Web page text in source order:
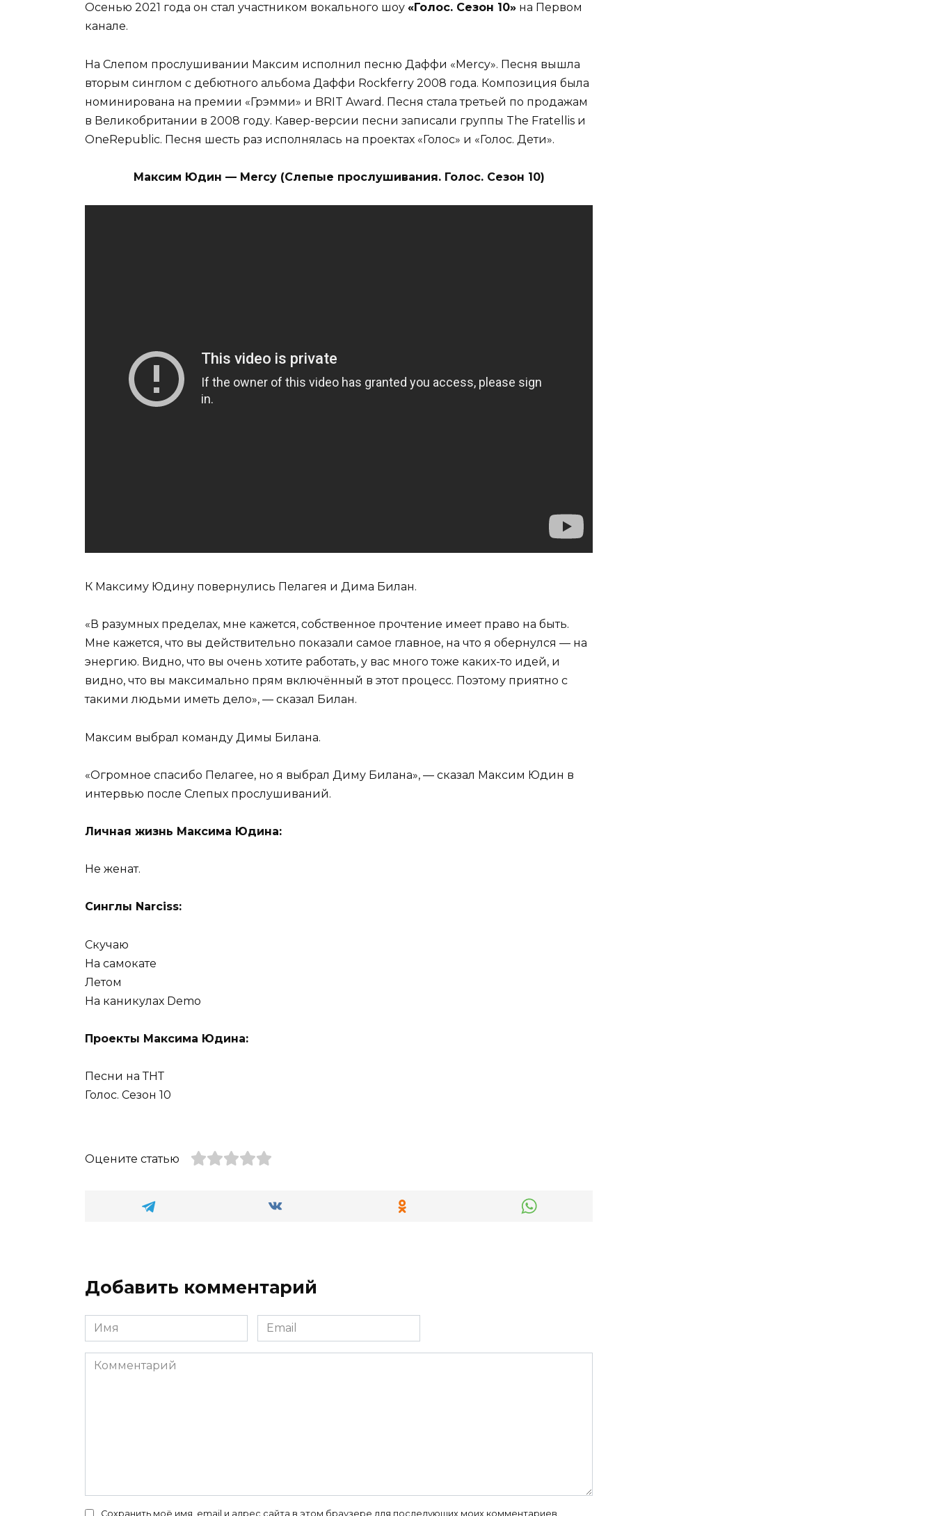
Осенью 2021 года он стал участником вокального шоу «Голос. Сезон 10» на Первом
канале.
На Слепом прослушивании Максим исполнил песню Даффи «Mercy». Песня вышла
вторым синглом с дебютного альбома Даффи Rockferry 2008 года. Композиция была
номинирована на премии «Грэмми» и BRIT Award. Песня стала третьей по продажам
в Великобритании в 2008 году. Кавер-версии песни записали группы The Fratellis и
OneRepublic. Песня шесть раз исполнялась на проектах «Голос» и «Голос. Дети».
Максим Юдин — Mercy (Слепые прослушивания. Голос. Сезон 10)
К Максиму Юдину повернулись Пелагея и Дима Билан.
«В разумных пределах, мне кажется, собственное прочтение имеет право на быть.
Мне кажется, что вы действительно показали самое главное, на что я обернулся — на
энергию. Видно, что вы очень хотите работать, у вас много тоже каких-то идей, и
видно, что вы максимально прям включённый в этот процесс. Поэтому приятно с
такими людьми иметь дело», — сказал Билан.
Максим выбрал команду Димы Билана.
«Огромное спасибо Пелагее, но я выбрал Диму Билана», — сказал Максим Юдин в
интервью после Слепых прослушиваний.
Личная жизнь Максима Юдина:
Не женат.
Синглы Narciss:
Скучаю
На самокате
Летом
На каникулах Demo
Проекты Максима Юдина:
Песни на ТНТ
Голос. Сезон 10
Оцените статью
Добавить комментарий
Имя
*
Email
*
Комментарий
Сохранить моё имя, email и адрес сайта в этом браузере для последующих моих комментариев.